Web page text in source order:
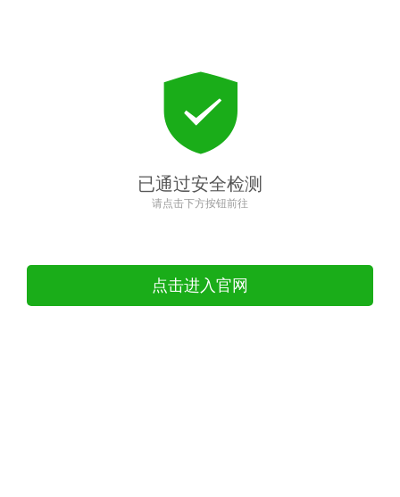
已通过安全检测
请点击下方按钮前往
点击进入官网